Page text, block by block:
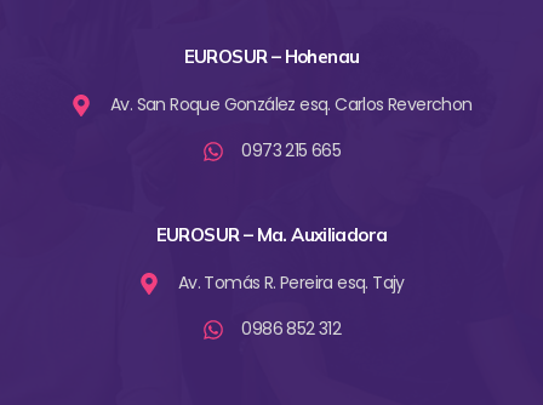
EUROSUR – Hohenau
Av. San Roque González esq. Carlos Reverchon
0973 215 665
EUROSUR – Ma. Auxiliadora
Av. Tomás R. Pereira esq. Tajy
0986 852 312